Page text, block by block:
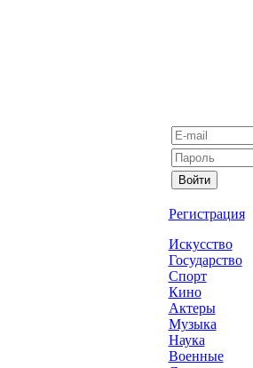
Регистрация
Искусство
Государство
Спорт
Кино
Актеры
Музыка
Наука
Военные